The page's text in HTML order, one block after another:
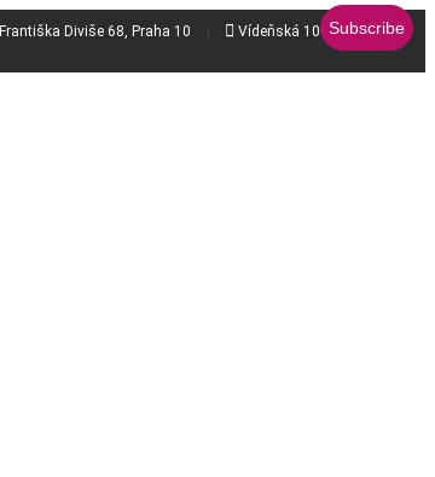
Františka Diviše 68, Praha 10  Vídeňská 106b, Brno - jih